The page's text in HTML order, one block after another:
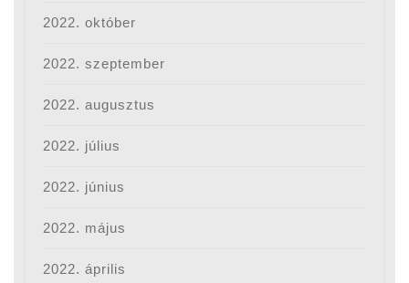
2022. október
2022. szeptember
2022. augusztus
2022. július
2022. június
2022. május
2022. április